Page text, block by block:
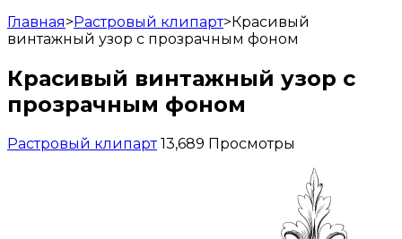
Главная>Растровый клипарт>Красивый
винтажный узор с прозрачным фоном
Красивый винтажный узор с
прозрачным фоном
Растровый клипарт 13,689 Просмотры